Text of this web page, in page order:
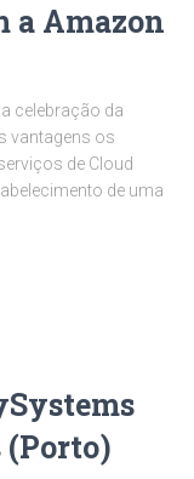
a Amazon
celebração da
vantagens os
de Cloud
de uma
(Porto)